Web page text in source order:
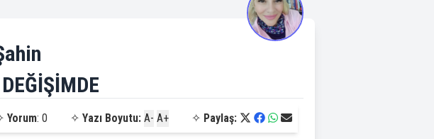
Yorum: 0 ✧ Yazı Boyutu: A- A+ ✧ Paylaş: